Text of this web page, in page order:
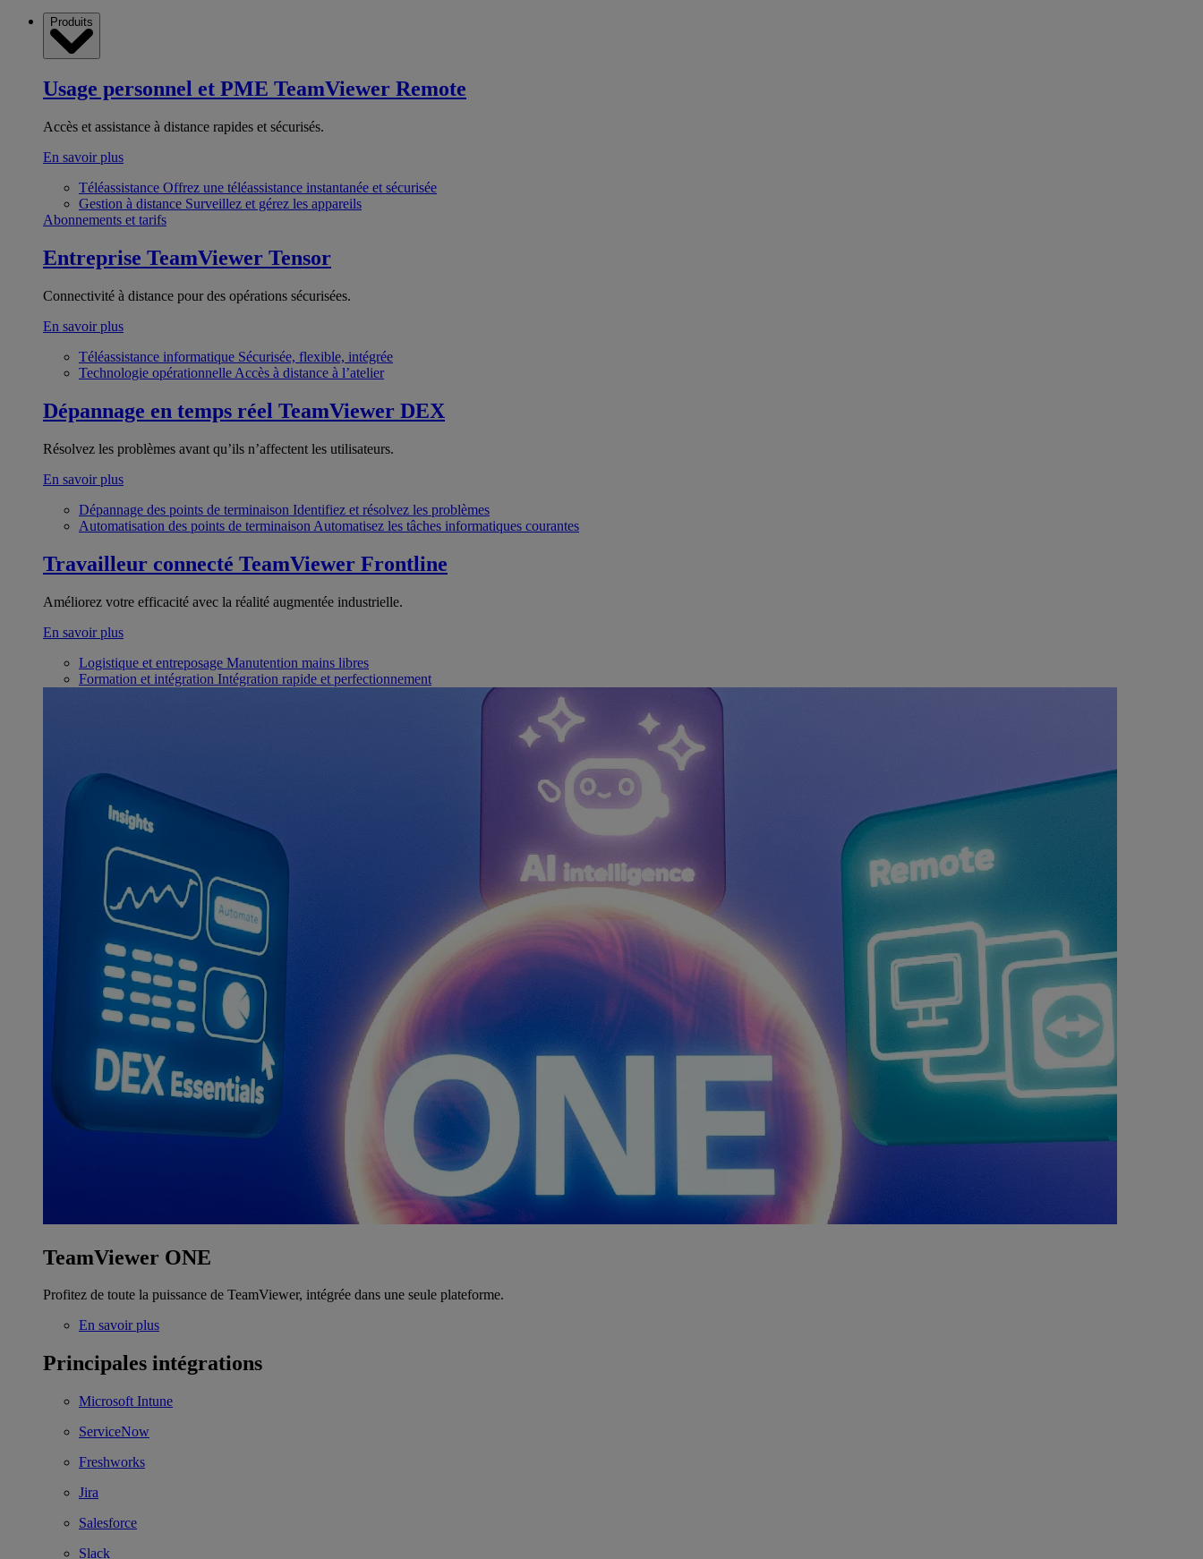
Produits
Usage personnel et PME TeamViewer Remote
Accès et assistance à distance rapides et sécurisés.
En savoir plus
Téléassistance Offrez une téléassistance instantanée et sécurisée
Gestion à distance Surveillez et gérez les appareils
Abonnements et tarifs
Entreprise TeamViewer Tensor
Connectivité à distance pour des opérations sécurisées.
En savoir plus
Téléassistance informatique Sécurisée, flexible, intégrée
Technologie opérationnelle Accès à distance à l’atelier
Dépannage en temps réel TeamViewer DEX
Résolvez les problèmes avant qu’ils n’affectent les utilisateurs.
En savoir plus
Dépannage des points de terminaison Identifiez et résolvez les problèmes
Automatisation des points de terminaison Automatisez les tâches informatiques courantes
Travailleur connecté TeamViewer Frontline
Améliorez votre efficacité avec la réalité augmentée industrielle.
En savoir plus
Logistique et entreposage Manutention mains libres
Formation et intégration Intégration rapide et perfectionnement
TeamViewer ONE
Profitez de toute la puissance de TeamViewer, intégrée dans une seule plateforme.
En savoir plus
Principales intégrations
Microsoft Intune
ServiceNow
Freshworks
Jira
Salesforce
Slack